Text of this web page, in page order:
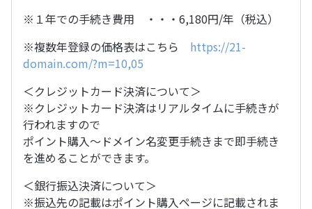
※１年での手続き費用 ・・・6,180円/年（税込）
※複数年登録の価格表はこちら https://21-
domain.com/?m=10,05
＜クレジットカード決済について＞
※クレジットカード決済はリアルタイムに手続きが
行われますので
ポイント購入〜ドメイン名変更手続きまで即手続き
を進めることができます。
＜銀行振込決済について＞
※振込先の記載はポイント購入ページに記載されま